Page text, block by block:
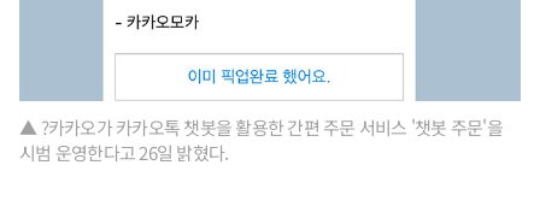
▲ ?카카오가 카카오톡 챗봇을 활용한 간편 주문 서비스 '챗봇 주문'을
시범 운영한다고 26일 밝혔다.